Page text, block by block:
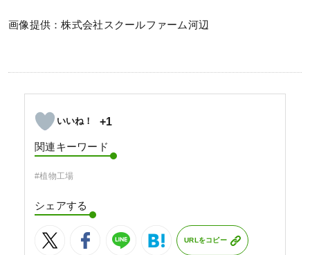
画像提供：株式会社スクールファーム河辺
+1
関連キーワード
#植物工場
シェアする
URLをコピー